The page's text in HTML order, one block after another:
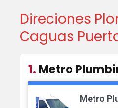
Direciones
Caguas
1. Metro
Metro